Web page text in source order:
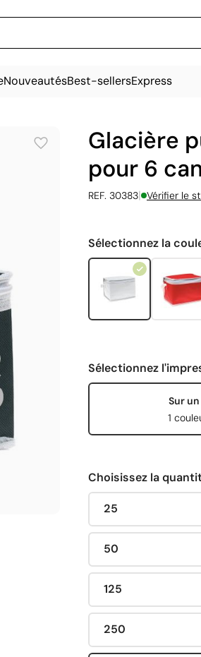
NouveautésBest-sellersExpress
Glacière
pour 6
REF. 30383| Vérifier le
Sélectionnez la
Sélectionnez
Sur
1
Choisissez la
25
50
125
250